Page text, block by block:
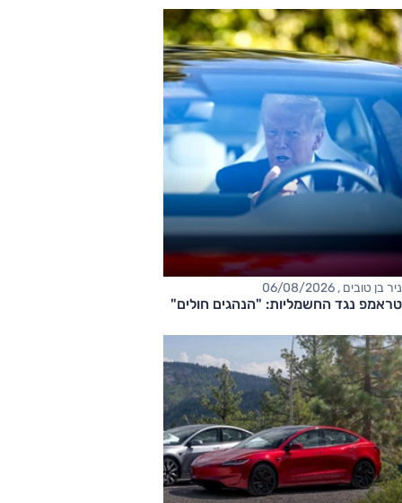
ניר בן טובים , 06/08/2026
טראמפ נגד החשמליות: "הנהגים חולים"